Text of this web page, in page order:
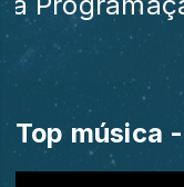
Top música -